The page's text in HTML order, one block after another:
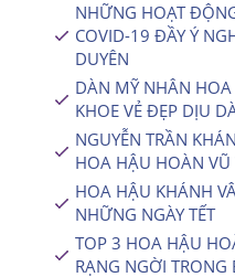
NHỮNG HOẠT
COVID-19 ĐẦY Ý
DUYÊN
DÀN MỸ NHÂN
KHOE VẺ ĐẸP DỊU
NGUYỄN TRẦN
HOA HẬU HOÀN
HOA HẬU KHÁNH
NHỮNG NGÀY TẾT
TOP 3 HOA HẬU
RẠNG NGỜI